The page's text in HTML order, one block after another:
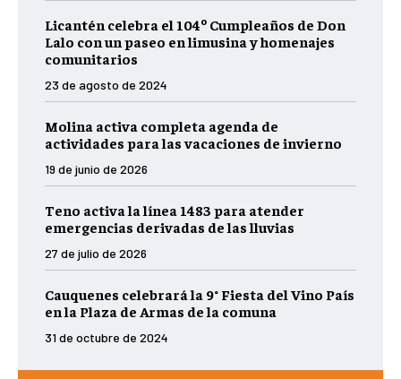
Licantén celebra el 104º Cumpleaños de Don
Lalo con un paseo en limusina y homenajes
comunitarios
23 de agosto de 2024
Molina activa completa agenda de
actividades para las vacaciones de invierno
19 de junio de 2026
Teno activa la línea 1483 para atender
emergencias derivadas de las lluvias
27 de julio de 2026
Cauquenes celebrará la 9° Fiesta del Vino País
en la Plaza de Armas de la comuna
31 de octubre de 2024